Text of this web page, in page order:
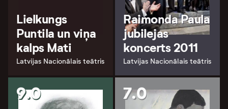
Lielkungs
Puntila un viņa
kalps Mati
Latvijas Nacionālais teātris
Raimonda Paula
jubilejas
koncerts 2011
Latvijas Nacionālais teātris
9.0 7.0